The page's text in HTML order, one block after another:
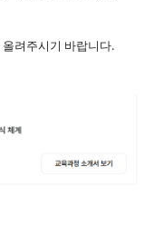
려주시기 바랍니다.